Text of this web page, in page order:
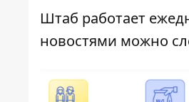
Штаб работает
новостями можно